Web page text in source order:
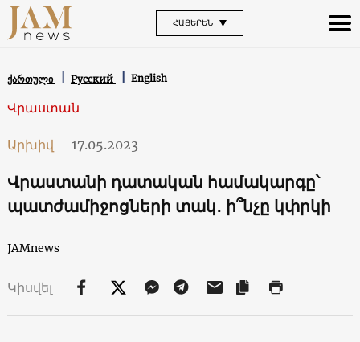
ՀԱՅԵՐԵՆ
ქართული Русский English
Վրաստան
Արխիվ - 17.05.2023
Վրաստանի դատական ​​համակարգը՝
պատժամիջոցների տակ․ ի՞նչը կփրկի
JAMnews
Կիսվել